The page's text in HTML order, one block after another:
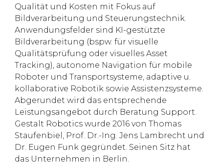
Qualität und Kosten mit Fokus auf
Bildverarbeitung und Steuerungstechnik.
Anwendungsfelder sind KI-gestützte
Bildverarbeitung (bspw. für visuelle
Qualitätsprüfung oder visuelles Asset
Tracking), autonome Navigation für mobile
Roboter und Transportsysteme, adaptive u.
kollaborative Robotik sowie Assistenzsysteme.
Abgerundet wird das entsprechende
Leistungsangebot durch Beratung Support.
Gestalt Robotics wurde 2016 von Thomas
Staufenbiel, Prof. Dr.-Ing. Jens Lambrecht und
Dr. Eugen Funk gegründet. Seinen Sitz hat
das Unternehmen in Berlin.